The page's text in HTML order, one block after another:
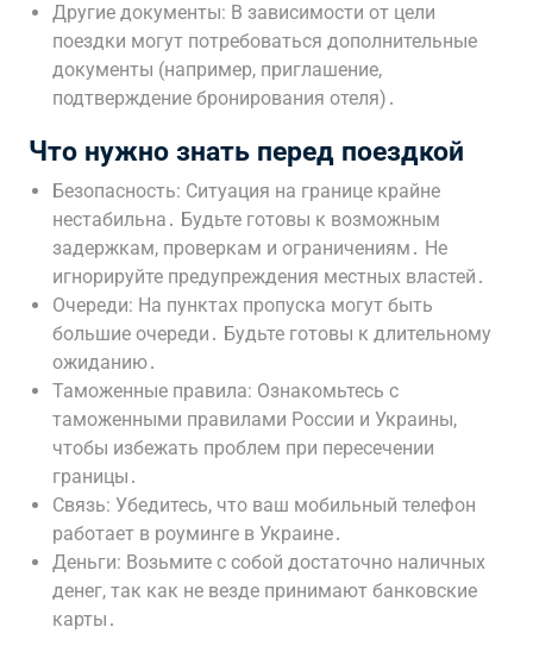
Другие документы: В зависимости от цели
поездки могут потребоваться дополнительные
документы (например, приглашение,
подтверждение бронирования отеля)․
Что нужно знать перед поездкой
Безопасность: Ситуация на границе крайне
нестабильна․ Будьте готовы к возможным
задержкам, проверкам и ограничениям․ Не
игнорируйте предупреждения местных властей․
Очереди: На пунктах пропуска могут быть
большие очереди․ Будьте готовы к длительному
ожиданию․
Таможенные правила: Ознакомьтесь с
таможенными правилами России и Украины,
чтобы избежать проблем при пересечении
границы․
Связь: Убедитесь, что ваш мобильный телефон
работает в роуминге в Украине․
Деньги: Возьмите с собой достаточно наличных
денег, так как не везде принимают банковские
карты․